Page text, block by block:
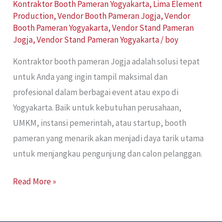
Kontraktor Booth Pameran Yogyakarta, Lima Element
Production,Vendor Booth Pameran Jogja,Vendor
Booth Pameran Yogyakarta,Vendor Stand Pameran
Jogja,Vendor Stand Pameran Yogyakarta/boy
Kontraktor booth pameran Jogja adalah solusi tepat
untuk Anda yang ingin tampil maksimal dan
profesional dalam berbagai event atau expo di
Yogyakarta. Baik untuk kebutuhan perusahaan,
UMKM, instansi pemerintah, atau startup, booth
pameran yang menarik akan menjadi daya tarik utama
untuk menjangkau pengunjung dan calon pelanggan.
Read More »